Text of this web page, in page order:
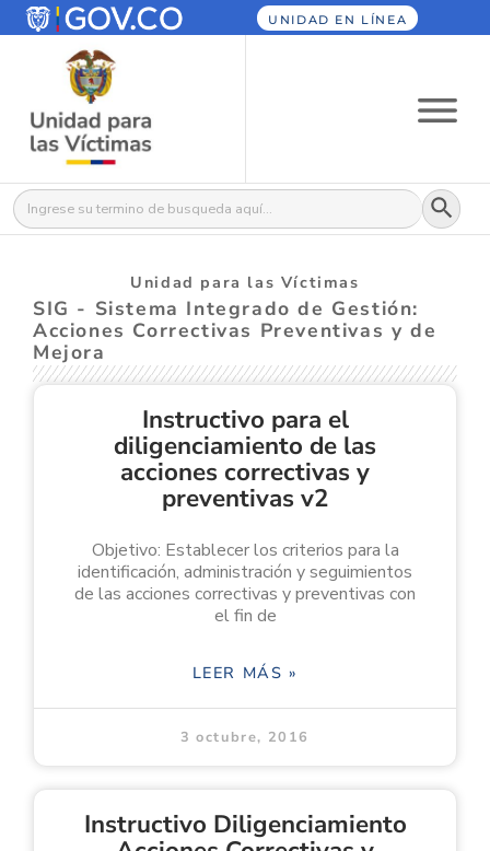
UNIDAD EN LÍNEA
Buscar: Botón
Unidad para las Víctimas
SIG - Sistema Integrado de Gestión:
Acciones Correctivas Preventivas y de
Mejora
Instructivo para el
diligenciamiento de las
acciones correctivas y
preventivas v2
Objetivo: Establecer los criterios para la
identificación, administración y seguimientos
de las acciones correctivas y preventivas con
el fin de
LEER MÁS »
3 octubre, 2016
Instructivo Diligenciamiento